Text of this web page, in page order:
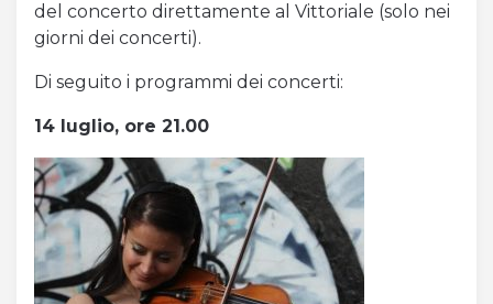
del concerto direttamente al Vittoriale (solo nei
giorni dei concerti).
Di seguito i programmi dei concerti:
14 luglio, ore 21.00